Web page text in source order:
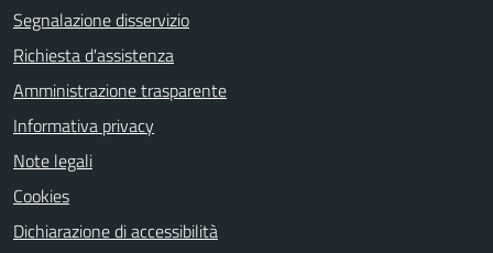
Segnalazione disservizio
Richiesta d'assistenza
Amministrazione trasparente
Informativa privacy
Note legali
Cookies
Dichiarazione di accessibilità